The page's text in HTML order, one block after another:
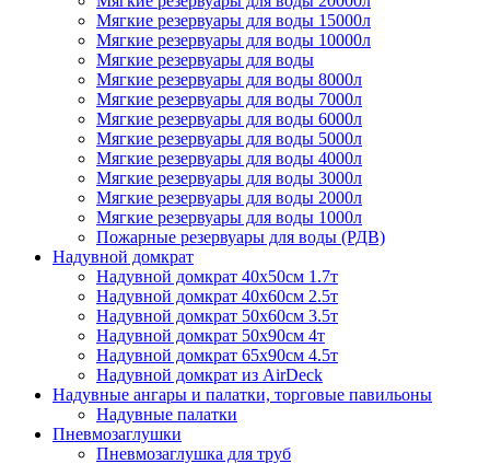
Мягкие резервуары для воды 15000л
Мягкие резервуары для воды 10000л
Мягкие резервуары для воды
Мягкие резервуары для воды 8000л
Мягкие резервуары для воды 7000л
Мягкие резервуары для воды 6000л
Мягкие резервуары для воды 5000л
Мягкие резервуары для воды 4000л
Мягкие резервуары для воды 3000л
Мягкие резервуары для воды 2000л
Мягкие резервуары для воды 1000л
Пожарные резервуары для воды (РДВ)
Надувной домкрат
Надувной домкрат 40х50см 1.7т
Надувной домкрат 40х60см 2.5т
Надувной домкрат 50х60см 3.5т
Надувной домкрат 50х90см 4т
Надувной домкрат 65х90см 4.5т
Надувной домкрат из AirDeck
Надувные ангары и палатки, торговые павильоны
Надувные палатки
Пневмозаглушки
Пневмозаглушка для труб